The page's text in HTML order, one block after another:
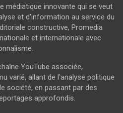
médiatique innovante qui se veut
et d'information au service du
constructive, Promedia
et internationale avec
YouTube associée,
varié, allant de l'analyse politique
société, en passant par des
approfondis.